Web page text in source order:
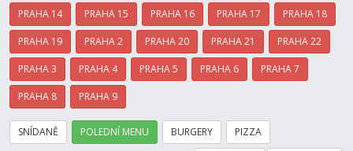
PRAHA 14 PRAHA 15 PRAHA 16 PRAHA 17 PRAHA 18
PRAHA 19 PRAHA 2 PRAHA 20 PRAHA 21 PRAHA 22
PRAHA 3 PRAHA 4 PRAHA 5 PRAHA 6 PRAHA 7
PRAHA 8 PRAHA 9
SNÍDANĚ POLEDNÍ MENU BURGERY PIZZA